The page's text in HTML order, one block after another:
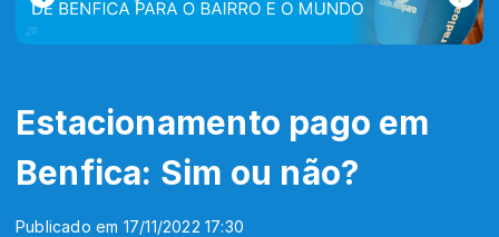
Estacionamento pago em
Benfica: Sim ou não?
Publicado em 17/11/2022 17:30